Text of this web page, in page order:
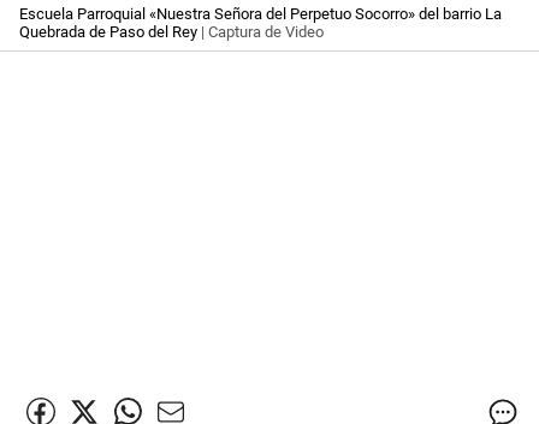
Escuela Parroquial «Nuestra Señora del Perpetuo Socorro» del barrio La
Quebrada de Paso del Rey | Captura de Video